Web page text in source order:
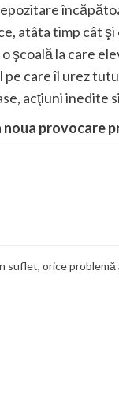
atâta timp cât
şcoală la care
care îl urez
acţiuni inedite
noua provocare
suflet,orice problemă